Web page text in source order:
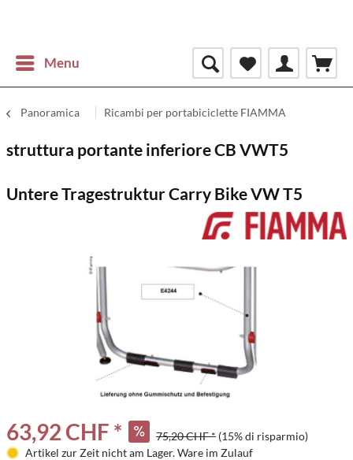
Menu
Panoramica Ricambi per portabiciclette FIAMMA
struttura portante inferiore CB VWT5
Untere Tragestruktur Carry Bike VW T5
63,92 CHF * 75,20 CHF * (15% di risparmio)
Artikel zur Zeit nicht am Lager. Ware im Zulauf